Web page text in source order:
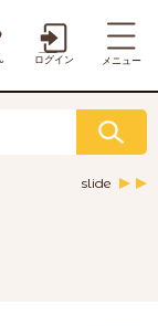
ログイン メニュー
slide